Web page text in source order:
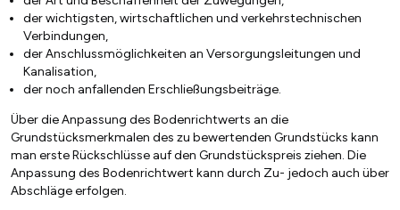
der wichtigsten, wirtschaftlichen und verkehrstechnischen
Verbindungen,
der Anschlussmöglichkeiten an Versorgungsleitungen und
Kanalisation,
der noch anfallenden Erschließungsbeiträge.
Über die Anpassung des Bodenrichtwerts an die
Grundstücksmerkmalen des zu bewertenden Grundstücks kann
man erste Rückschlüsse auf den Grundstückspreis ziehen. Die
Anpassung des Bodenrichtwert kann durch Zu- jedoch auch über
Abschläge erfolgen.